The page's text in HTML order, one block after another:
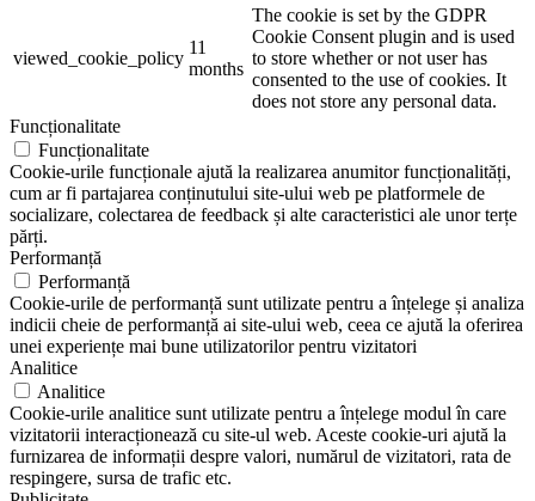
viewed_cookie_policy
11
months
The cookie is set by the GDPR
Cookie Consent plugin and is used
to store whether or not user has
consented to the use of cookies. It
does not store any personal data.
Funcționalitate
Funcționalitate
Cookie-urile funcționale ajută la realizarea anumitor funcționalități,
cum ar fi partajarea conținutului site-ului web pe platformele de
socializare, colectarea de feedback și alte caracteristici ale unor terțe
părți.
Performanță
Performanță
Cookie-urile de performanță sunt utilizate pentru a înțelege și analiza
indicii cheie de performanță ai site-ului web, ceea ce ajută la oferirea
unei experiențe mai bune utilizatorilor pentru vizitatori
Analitice
Analitice
Cookie-urile analitice sunt utilizate pentru a înțelege modul în care
vizitatorii interacționează cu site-ul web. Aceste cookie-uri ajută la
furnizarea de informații despre valori, numărul de vizitatori, rata de
respingere, sursa de trafic etc.